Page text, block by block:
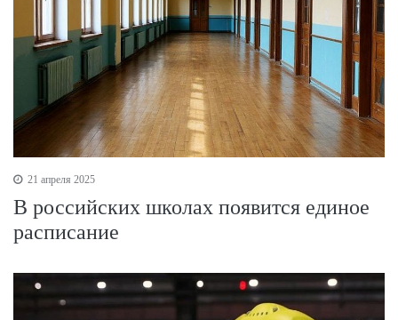
21 апреля 2025
В российских школах появится единое
расписание